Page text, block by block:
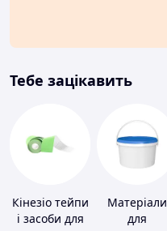
Тебе зацікавить
Кінезіо тейпи
і засоби для
Матеріали
для